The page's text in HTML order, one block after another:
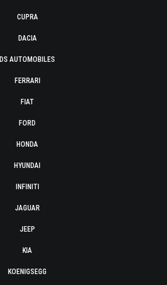
CUPRA
DACIA
DS AUTOMOBILES
FERRARI
FIAT
FORD
HONDA
HYUNDAI
INFINITI
JAGUAR
JEEP
KIA
KOENIGSEGG